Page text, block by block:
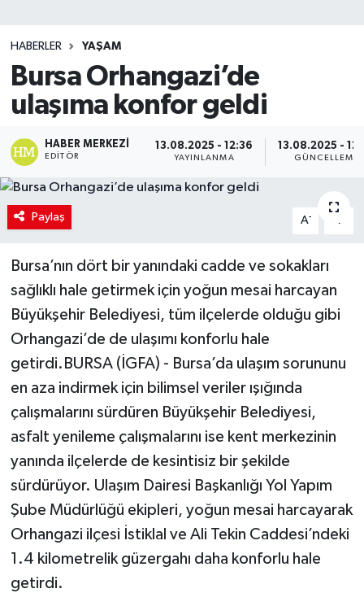
HABERLER YAŞAM
Bursa Orhangazi’de
ulaşıma konfor geldi
HABER MERKEZI
EDITÖR
13.08.2025 - 12:36
YAYINLANMA
13.08.2025 -
GÜNCELLEME
Paylaş A- A
Bursa’nın dört bir yanındaki cadde ve sokakları
sağlıklı hale getirmek için yoğun mesai harcayan
Büyükşehir Belediyesi, tüm ilçelerde olduğu gibi
Orhangazi’de de ulaşımı konforlu hale
getirdi.BURSA (İGFA) - Bursa’da ulaşım sorununu
en aza indirmek için bilimsel veriler ışığında
çalışmalarını sürdüren Büyükşehir Belediyesi,
asfalt yenileme çalışmalarını ise kent merkezinin
yanında ilçelerde de kesintisiz bir şekilde
sürdürüyor. Ulaşım Dairesi Başkanlığı Yol Yapım
Şube Müdürlüğü ekipleri, yoğun mesai harcayarak
Orhangazi ilçesi İstiklal ve Ali Tekin Caddesi’ndeki
1.4 kilometrelik güzergahı daha konforlu hale
getirdi.
Teknoloji
TRABZON
TRABZONSPOR
Yaşam